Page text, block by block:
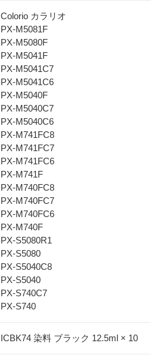
Colorio カラリオ
PX-M5081F
PX-M5080F
PX-M5041F
PX-M5041C7
PX-M5041C6
PX-M5040F
PX-M5040C7
PX-M5040C6
PX-M741FC8
PX-M741FC7
PX-M741FC6
PX-M741F
PX-M740FC8
PX-M740FC7
PX-M740FC6
PX-M740F
PX-S5080R1
PX-S5080
PX-S5040C8
PX-S5040
PX-S740C7
PX-S740
ICBK74 染料 ブラック 12.5ml × 10